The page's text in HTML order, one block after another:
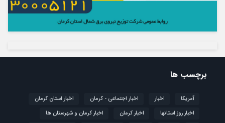
برچسب ها
آمریکا اخبار اخبار اجتماعی - کرمان
اخبار استان کرمان
اخبار روز استانها
اخبار کرمان
اخبار کرمان و شهرستان ها